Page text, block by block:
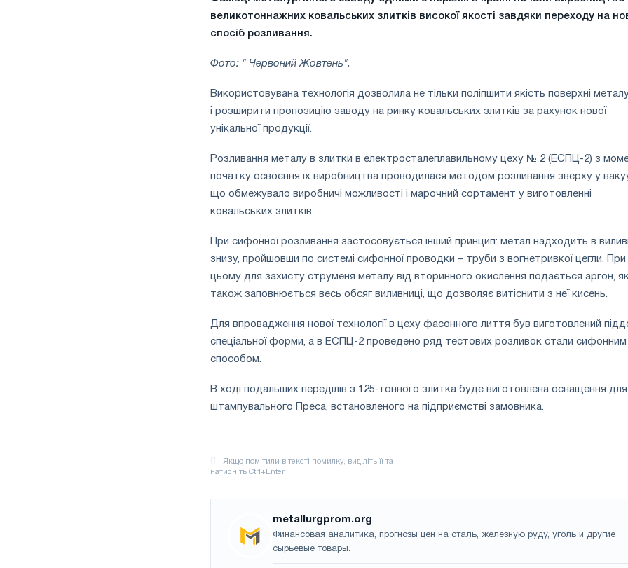
великотоннажних ковальських злитків високої якості завдяки переходу на
спосіб розливання.
Фото: " Червоний Жовтень".
Використовувана технологія дозволила не тільки поліпшити якість поверхні
і розширити пропозицію заводу на ринку ковальських злитків за рахунок нової
унікальної продукції.
Розливання металу в злитки в електросталеплавильному цеху № 2 (ЕСПЦ-2) з
початку освоєння їх виробництва проводилася методом розливання зверху у
що обмежувало виробничі можливості і марочний сортамент у виготовленні
ковальських злитків.
При сифонної розливання застосовується інший принцип: метал надходить в
знизу, пройшовши по системі сифонної проводки – труби з вогнетривкої цегли. При
цьому для захисту струменя металу від вторинного окислення подається аргон,
також заповнюється весь обсяг виливниці, що дозволяє витіснити з неї кисень.
Для впровадження нової технології в цеху фасонного лиття був виготовлений
спеціальної форми, а в ЕСПЦ-2 проведено ряд тестових розливок стали сифонним
способом.
В ході подальших переділів з 125-тонного злитка буде виготовлена оснащення для
штампувального Преса, встановленого на підприємстві замовника.
metallurgprom.org
Финансовая аналитика, прогнозы цен на сталь, железную руду, уголь и другие
сырьевые товары.